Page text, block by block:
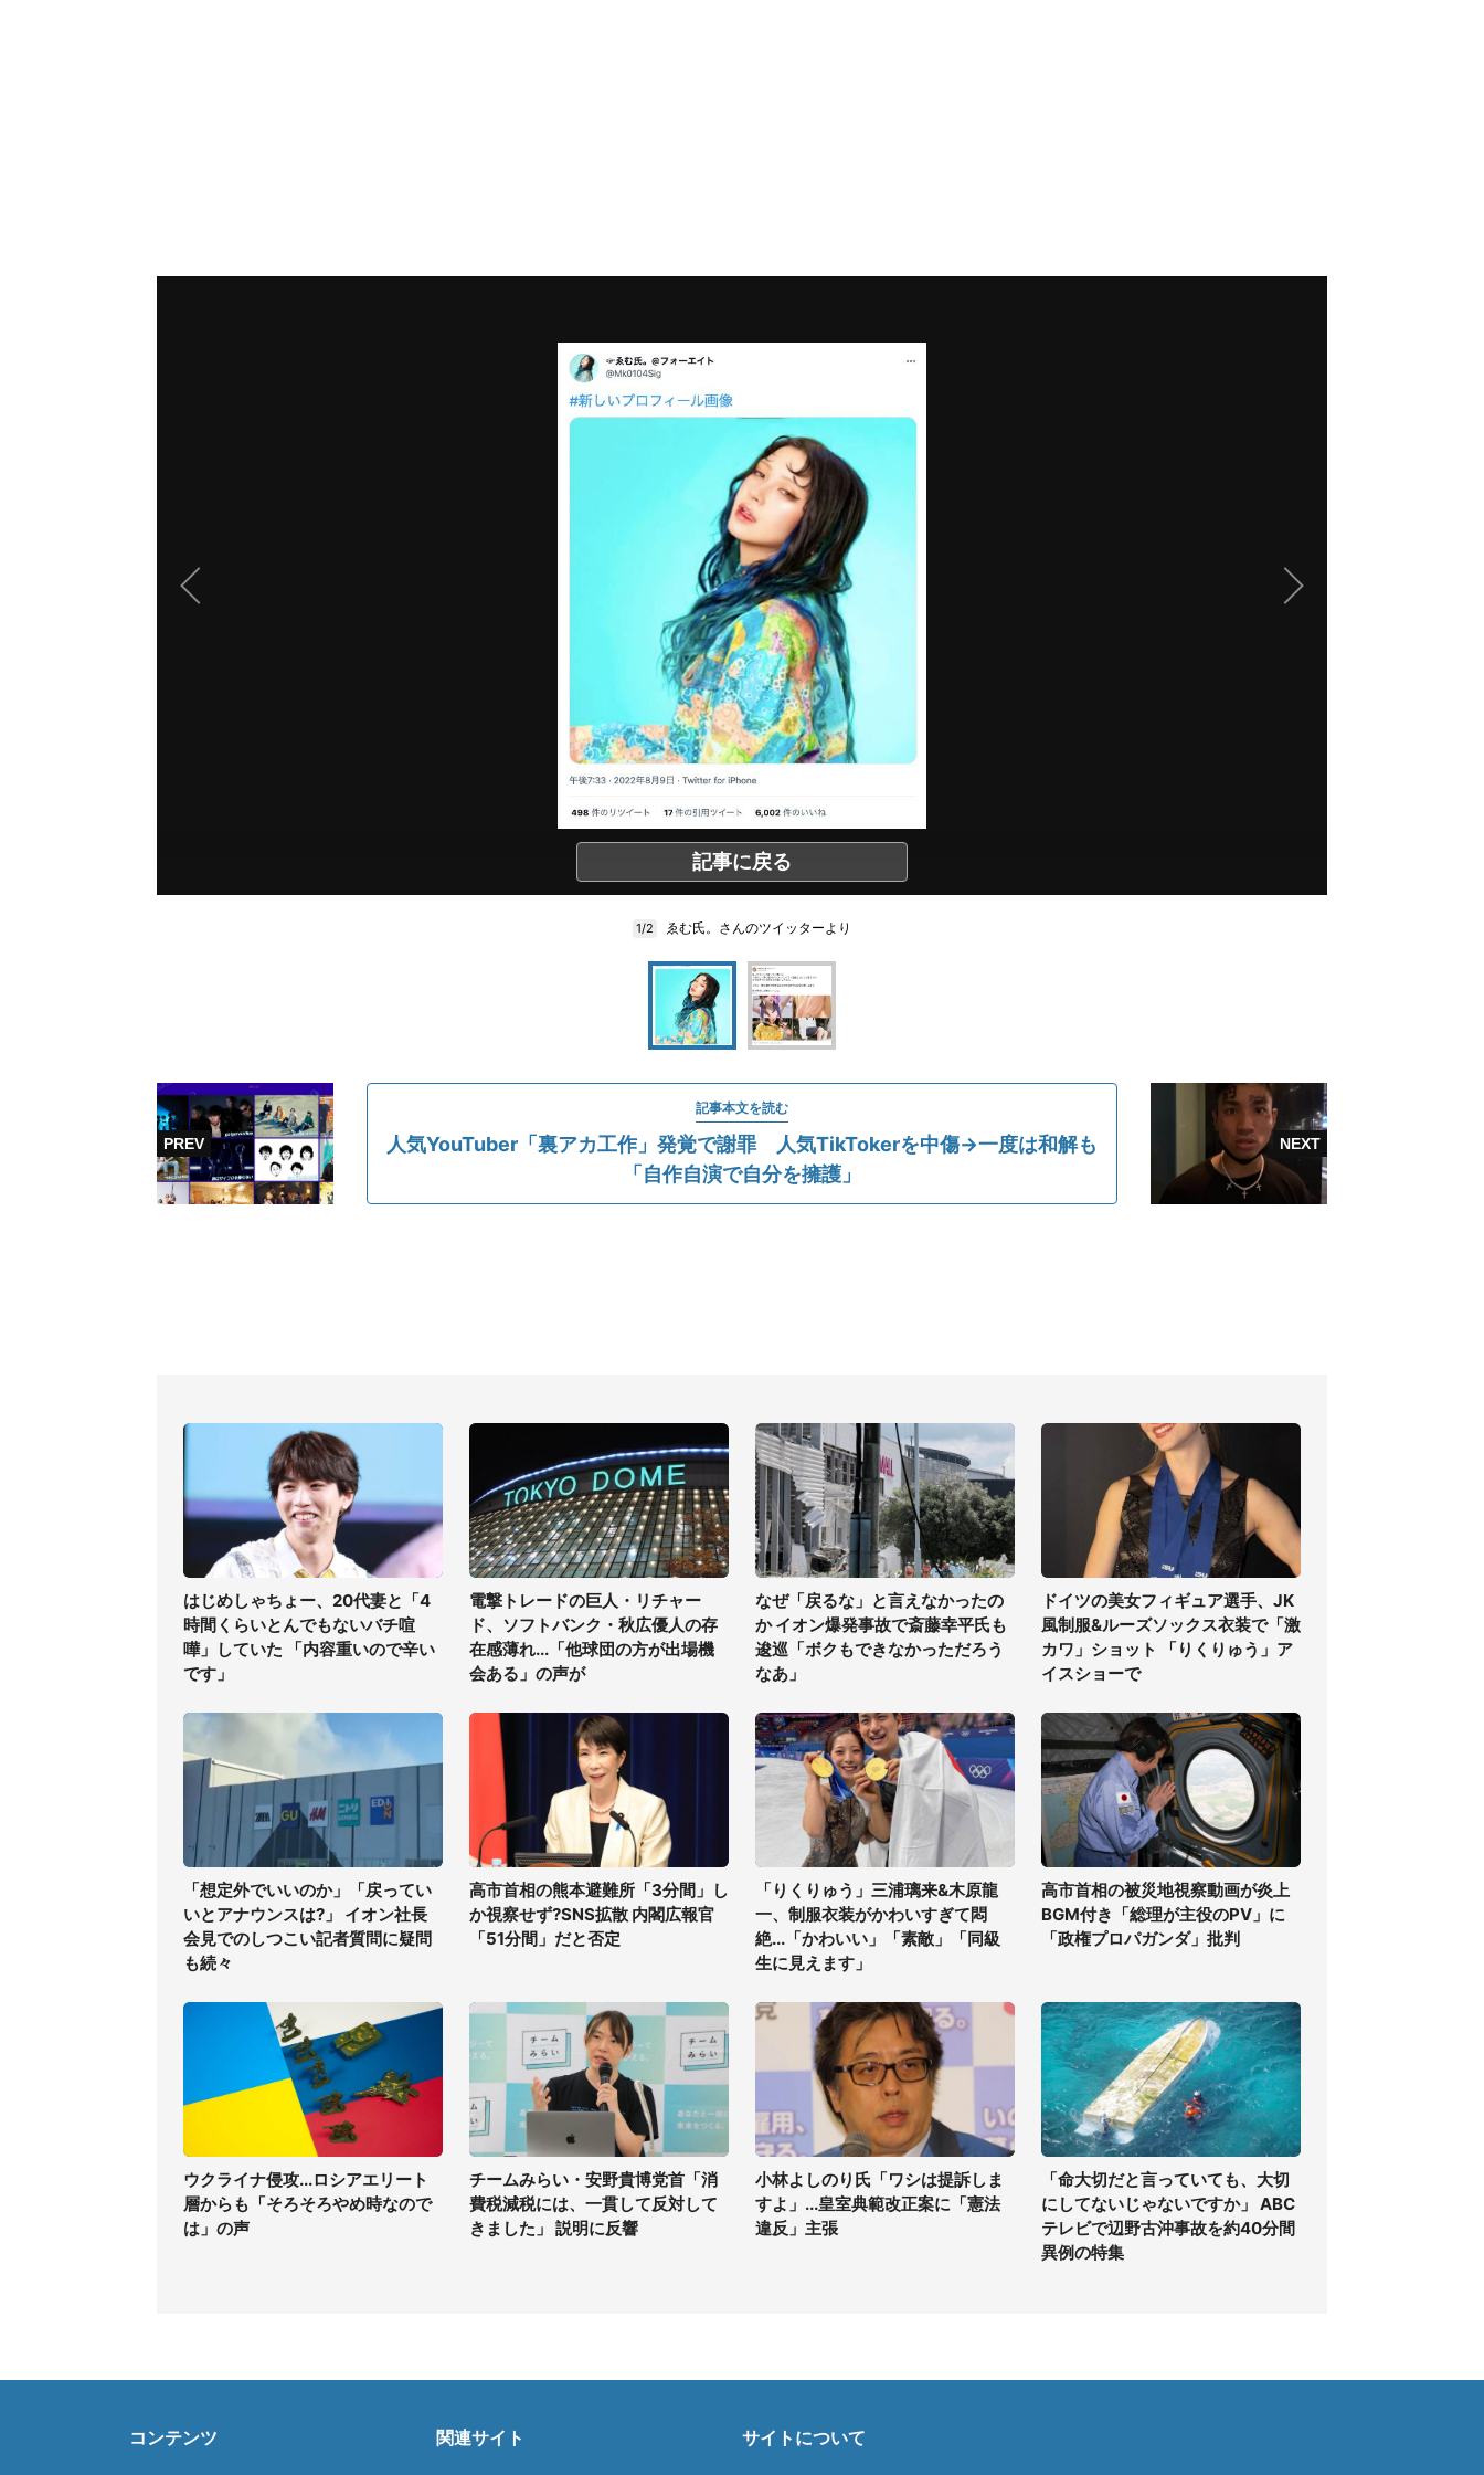
記事に戻る
1/2 ゑむ氏。さんのツイッターより
記事本文を読む
人気YouTuber「裏アカ工作」発覚で謝罪 人気TikTokerを中傷→一度は和解も
「自作自演で自分を擁護」
はじめしゃちょー、20代妻と「4
時間くらいとんでもないバチ喧
嘩」していた 「内容重いので辛い
です」
電撃トレードの巨人・リチャー
ド、ソフトバンク・秋広優人の存
在感薄れ...「他球団の方が出場機
会ある」の声が
なぜ「戻るな」と言えなかったの
か イオン爆発事故で斎藤幸平氏も
逡巡「ボクもできなかっただろう
なあ」
ドイツの美女フィギュア選手、JK
風制服&ルーズソックス衣装で「激
カワ」ショット 「りくりゅう」ア
イスショーで
「想定外でいいのか」「戻ってい
いとアナウンスは?」 イオン社長
会見でのしつこい記者質問に疑問
も続々
高市首相の熊本避難所「3分間」し
か視察せず?SNS拡散 内閣広報官
「51分間」だと否定
「りくりゅう」三浦璃来&木原龍
一、制服衣装がかわいすぎて悶
絶...「かわいい」「素敵」「同級
生に見えます」
高市首相の被災地視察動画が炎上
BGM付き「総理が主役のPV」に
「政権プロパガンダ」批判
ウクライナ侵攻...ロシアエリート
層からも「そろそろやめ時なので
は」の声
チームみらい・安野貴博党首「消
費税減税には、一貫して反対して
きました」 説明に反響
小林よしのり氏「ワシは提訴しま
すよ」...皇室典範改正案に「憲法
違反」主張
「命大切だと言っていても、大切
にしてないじゃないですか」 ABC
テレビで辺野古沖事故を約40分間
異例の特集
コンテンツ 関連サイト サイトについて